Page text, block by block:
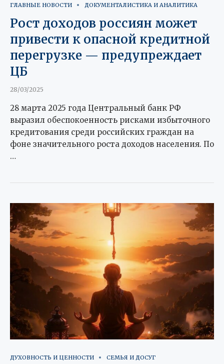
ГЛАВНЫЕ НОВОСТИ ДОКУМЕНТАЛИСТИКА И АНАЛИТИКА
Рост доходов россиян может
привести к опасной кредитной
перегрузке — предупреждает
ЦБ
28/03/2025
28 марта 2025 года Центральный банк РФ
выразил обеспокоенность рисками избыточного
кредитования среди российских граждан на
фоне значительного роста доходов населения. По
…
ДУХОВНОСТЬ И ЦЕННОСТИ СЕМЬЯ И ДОСУГ